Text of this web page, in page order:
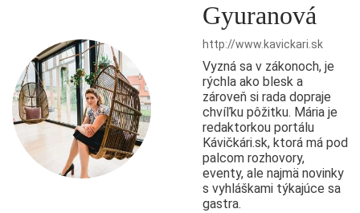
Gyuranová
http://www.kavickari.sk
Vyzná sa v zákonoch, je
rýchla ako blesk a
zároveň si rada dopraje
chvíľku pôžitku. Mária je
redaktorkou portálu
Kávičkári.sk, ktorá má pod
palcom rozhovory,
eventy, ale najmä novinky
s vyhláškami týkajúce sa
gastra.